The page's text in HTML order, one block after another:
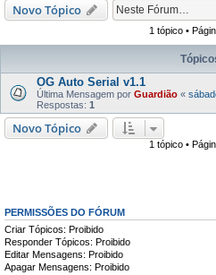
Novo Tópico
1 tópico •
OG Auto Serial v1.1
Última Mensagem por Guardião «
Respostas: 1
Novo Tópico
1 tópico •
PERMISSÕES DO FÓRUM
Criar Tópicos: Proibido
Responder Tópicos: Proibido
Editar Mensagens: Proibido
Apagar Mensagens: Proibido